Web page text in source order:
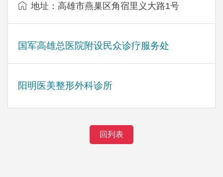
地址：高雄市燕巢区角宿里义大路1号
国军高雄总医院附设民众诊疗服务处
阳明医美整形外科诊所
回列表